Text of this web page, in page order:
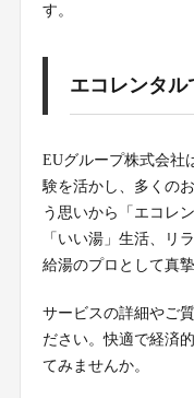
す。
エコレンタル
EUグループ株式会社
験を活かし、多くの
う思いから「エコレ
「いい湯」生活、リ
給湯のプロとして真
サービスの詳細やご
ださい。快適で経済
てみませんか。